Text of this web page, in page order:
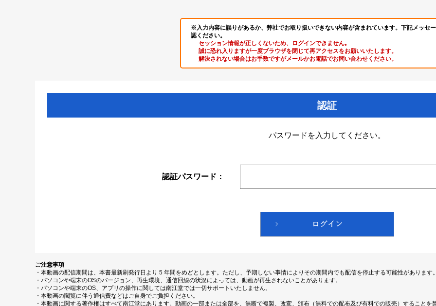
※入力内容に誤りがあるか、弊社でお取り扱いできない内容が含まれています。下記メッセ
認ください。
セッション情報が正しくないため、ログインできません｡
誠に恐れ入りますが一度ブラウザを閉じて再アクセスをお願いいたします。
解決されない場合はお手数ですがメールかお電話でお問い合わせください。
認証
パスワードを入力してください。
認証パスワード：
ご注意事項
・本動画の配信期間は、本書最新刷発行日より 5 年間をめどとします。ただし、予期しない事情によりその期間内でも配信を停止する可能性があります。
・パソコンや端末のOSのバージョン、再生環境、通信回線の状況によっては、動画が再生されないことがあります。
・パソコンや端末のOS、アプリの操作に関しては南江堂では一切サポートいたしません。
・本動画の閲覧に伴う通信費などはご自身でご負担ください。
・本動画に関する著作権はすべて南江堂にあります。動画の一部または全部を、無断で複製、改変、頒布（無料での配布及び有料での販売）することを